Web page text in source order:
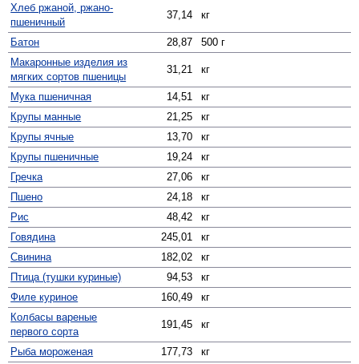
Хлеб ржаной, ржано-
пшеничный
37,14 кг
Батон 28,87
500 г
Макаронные изделия из
мягких сортов пшеницы
31,21 кг
Мука пшеничная 14,51
кг
Крупы манные
21,25
кг
Крупы ячные
13,70
кг
Крупы пшеничные
19,24
кг
Гречка
27,06
кг
Пшено
24,18
кг
Рис
48,42
кг
Говядина
245,01
кг
Свинина
182,02
кг
Птица (тушки куриные)
94,53
кг
Филе куриное
160,49
кг
Колбасы вареные
первого сорта
191,45 кг
Рыба мороженая 177,73
кг